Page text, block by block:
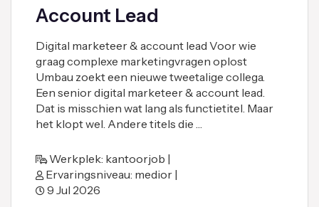
Account Lead
Digital marketeer & account lead Voor wie
graag complexe marketingvragen oplost
Umbau zoekt een nieuwe tweetalige collega.
Een senior digital marketeer & account lead.
Dat is misschien wat lang als functietitel. Maar
het klopt wel. Andere titels die …
Werkplek: kantoorjob |
Ervaringsniveau: medior |
9 Jul 2026